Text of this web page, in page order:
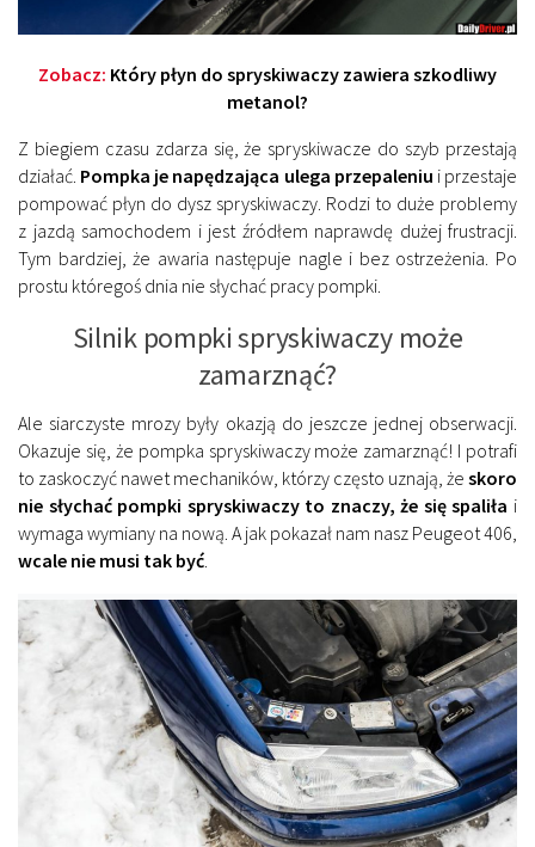
Zobacz: Który płyn do spryskiwaczy zawiera szkodliwy
metanol?
Z biegiem czasu zdarza się, że spryskiwacze do szyb przestają
działać. Pompka je napędzająca ulega przepaleniu i przestaje
pompować płyn do dysz spryskiwaczy. Rodzi to duże problemy
z jazdą samochodem i jest źródłem naprawdę dużej frustracji.
Tym bardziej, że awaria następuje nagle i bez ostrzeżenia. Po
prostu któregoś dnia nie słychać pracy pompki.
Silnik pompki spryskiwaczy może
zamarznąć?
Ale siarczyste mrozy były okazją do jeszcze jednej obserwacji.
Okazuje się, że pompka spryskiwaczy może zamarznąć! I potrafi
to zaskoczyć nawet mechaników, którzy często uznają, że skoro
nie słychać pompki spryskiwaczy to znaczy, że się spaliła i
wymaga wymiany na nową. A jak pokazał nam nasz Peugeot 406,
wcale nie musi tak być.